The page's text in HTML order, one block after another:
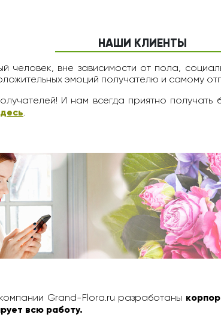
НАШИ КЛИЕНТЫ
человек, вне зависимости от пола,
эмоций получателю и самому
И нам всегда приятно
.
Grand-Flora.ru разработаны
всю работу.